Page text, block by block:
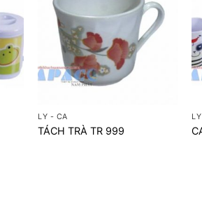
LY - CA
TÁCH TRÀ TR 999